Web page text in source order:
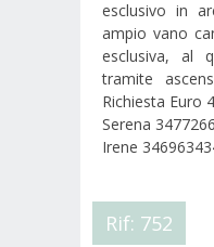
esclusivo in
ampio vano
esclusiva, al
tramite
Richiesta Euro
Serena
Irene
Rif: 752